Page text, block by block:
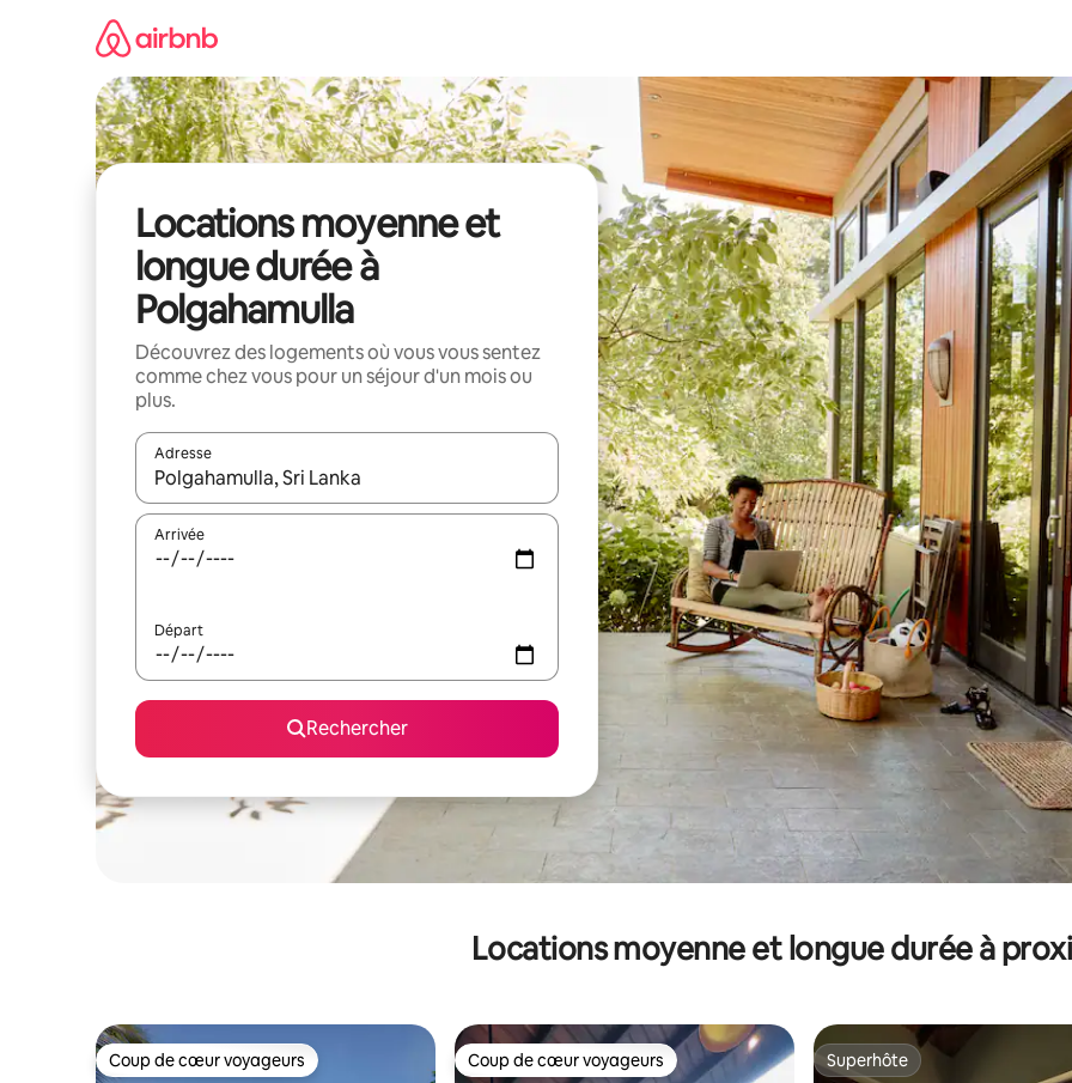
Locations moyenne et
longue durée à
Polgahamulla
Découvrez des logements où vous vous sentez
comme chez vous pour un séjour d'un mois ou
plus.
Adresse
Lorsque les résultats s'affichent, utilisez les flèches vers le haut et vers le bas pour les parcourir ou en appuyant et en
Arrivée
Départ
Rechercher
Locations moyenne et longue durée à
Coup de cœur voyageurs
Coup de cœur voyageurs Coup de cœur voyageurs
Coup de cœur voyageurs Superhôte
Superhôte